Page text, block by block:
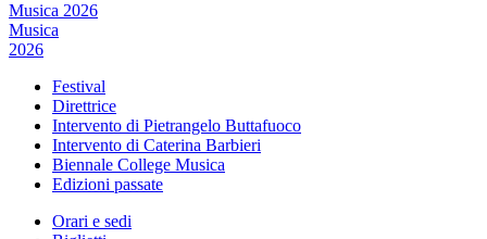
Musica 2026
Musica
2026
Festival
Direttrice
Intervento di Pietrangelo Buttafuoco
Intervento di Caterina Barbieri
Biennale College Musica
Edizioni passate
Orari e sedi